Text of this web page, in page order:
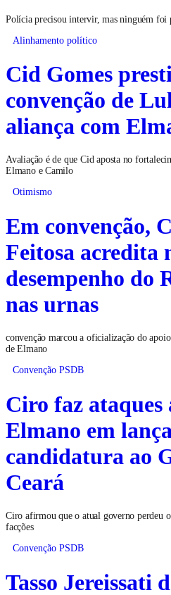
Polícia precisou intervir, mas ninguém foi
Alinhamento político
Cid Gomes
convenção de
aliança com
Avaliação é de que Cid aposta no
Elmano e Camilo
Otimismo
Em convenção,
Feitosa acredita
desempenho do
nas urnas
convenção marcou a oficialização do
de Elmano
Convenção PSDB
Ciro faz ataques
Elmano em
candidatura ao
Ceará
Ciro afirmou que o atual governo perdeu
facções
Convenção PSDB
Tasso Jereissati